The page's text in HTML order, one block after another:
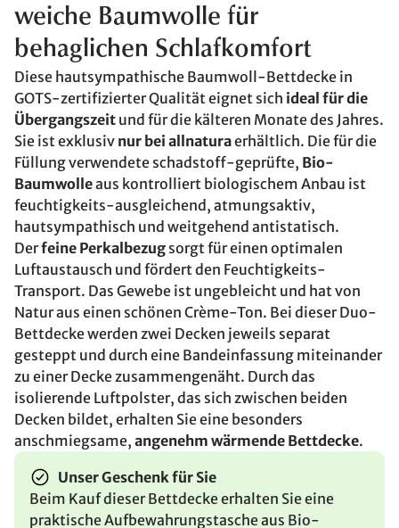
weiche Baumwolle für
behaglichen Schlafkomfort
Diese hautsympathische Baumwoll-Bettdecke in
GOTS-zertifizierter Qualität eignet sich ideal für die
Übergangszeit und für die kälteren Monate des Jahres.
Sie ist exklusiv nur bei allnaturaerhältlich. Die für die
Füllung verwendete schadstoff-geprüfte, Bio-
Baumwolleaus kontrolliert biologischem Anbau ist
feuchtigkeits-ausgleichend, atmungsaktiv,
hautsympathisch und weitgehend antistatisch.
Derfeine Perkalbezug sorgt für einen optimalen
Luftaustausch und fördert den Feuchtigkeits-
Transport. Das Gewebe ist ungebleicht und hat von
Natur aus einen schönen Crème-Ton. Bei dieser Duo-
Bettdecke werden zwei Decken jeweils separat
gesteppt und durch eine Bandeinfassung miteinander
zu einer Decke zusammengenäht. Durch das
isolierende Luftpolster, das sich zwischen beiden
Decken bildet, erhalten Sie eine besonders
anschmiegsame, angenehm wärmende Bettdecke.
Unser Geschenk für Sie
Beim Kauf dieser Bettdecke erhalten Sie eine
praktische Aufbewahrungstasche aus Bio-